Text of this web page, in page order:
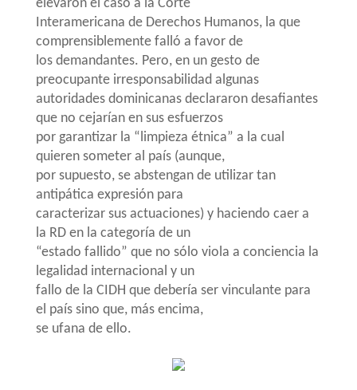
elevaron el caso a la Corte
Interamericana de Derechos Humanos, la que
comprensiblemente falló a favor de
los demandantes. Pero, en un gesto de
preocupante irresponsabilidad algunas
autoridades dominicanas declararon desafiantes
que no cejarían en sus esfuerzos
por garantizar la “limpieza étnica” a la cual
quieren someter al país (aunque,
por supuesto, se abstengan de utilizar tan
antipática expresión para
caracterizar sus actuaciones) y haciendo caer a
la RD en la categoría de un
“estado fallido” que no sólo viola a conciencia la
legalidad internacional y un
fallo de la CIDH que debería ser vinculante para
el país sino que, más encima,
se ufana de ello.